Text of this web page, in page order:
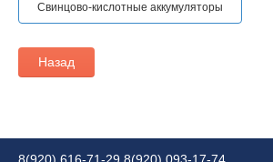
Свинцово-кислотные аккумуляторы
Назад